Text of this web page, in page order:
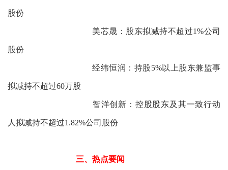
股份
美芯晟：股东拟减持不超过1%公司
股份
经纬恒润：持股5%以上股东兼监事
拟减持不超过60万股
智洋创新：控股股东及其一致行动
人拟减持不超过1.82%公司股份
三、热点要闻